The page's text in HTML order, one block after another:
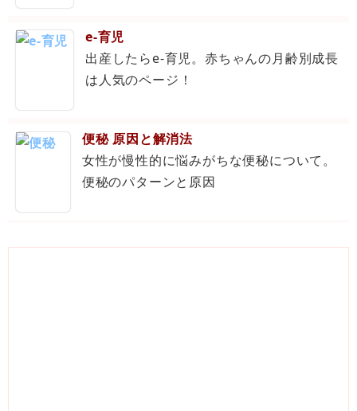
e-育児
出産したらe-育児。赤ちゃんの月齢別成長
は人気のページ！
便秘 原因と解消法
女性が慢性的に悩みがちな便秘について。
便秘のパターンと原因